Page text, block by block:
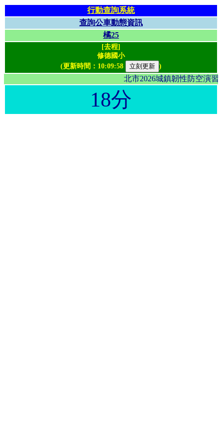
行動查詢系統
查詢公車動態資訊
橘25
[去程]
修德國小
(更新時間： 10:09:58 )
北市2026城鎮韌性防空
18分